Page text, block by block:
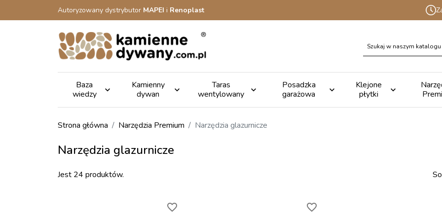
Autoryzowany dystrybutor MAPEI i Renoplast
Baza
wiedzy

Kamienny
dywan

Taras
wentylowany

Posadzka
garażowa

Klejone
płytki

Strona główna Narzędzia Premium Narzędzia glazurnicze
Narzędzia glazurnicze
Jest 24 produktów.
favorite_border favorite_border